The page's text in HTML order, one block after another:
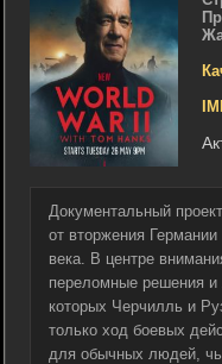
Документальный
от вторжения
века. В центре
переломные решения и
которых Черчилль и
только ход боевых
для обычных людей,